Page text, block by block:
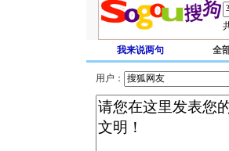
我来说两句 全
用户：